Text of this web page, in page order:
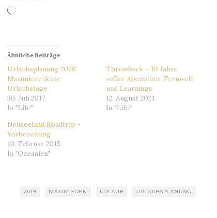
Wird
Ähnliche Beiträge
Urlaubsplanung 2018:
Maximiere deine
Urlaubstage
30. Juli 2017
In "Life"
Throwback – 10 Jahre
voller Abenteuer, Fernweh
und Learnings
12. August 2021
In "Life"
Neuseeland Roadtrip –
Vorbereitung
10. Februar 2015
In "Ozeanien"
2019 MAXIMIEREN URLAUB URLAUBSPLANUNG